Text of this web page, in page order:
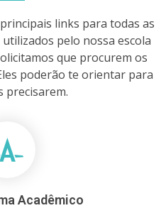
links para todas as
pelo nossa escola
que procurem os
poderão te orientar para
precisarem.
Acadêmico